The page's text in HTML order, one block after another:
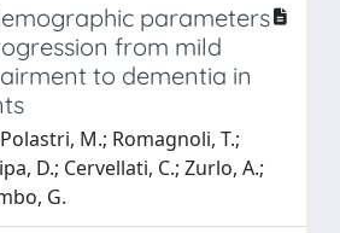
parameters
from mild
to dementia in
M.; Romagnoli, T.;
D.; Cervellati, C.; Zurlo, A.;
G.